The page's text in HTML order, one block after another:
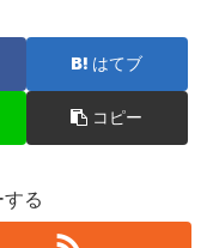
はてブ
コピー
る